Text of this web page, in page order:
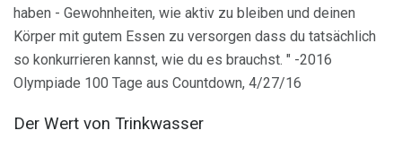
haben - Gewohnheiten, wie aktiv zu bleiben und deinen
Körper mit gutem Essen zu versorgen dass du tatsächlich
so konkurrieren kannst, wie du es brauchst. " -2016
Olympiade 100 Tage aus Countdown, 4/27/16
Der Wert von Trinkwasser